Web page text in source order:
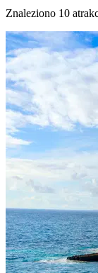
Znaleziono 10